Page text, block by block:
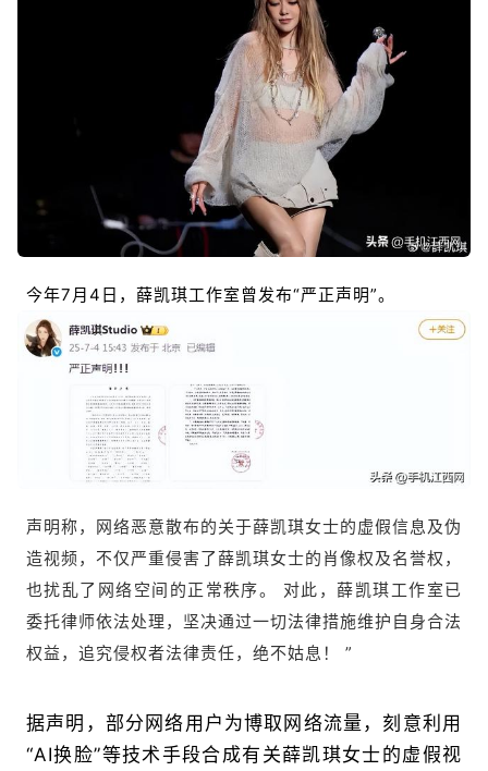
今年7月4日，薛凯琪工作室曾发布“严正声明”。
声明称，网络恶意散布的关于薛凯琪女士的虚假信息及伪
造视频，不仅严重侵害了薛凯琪女士的肖像权及名誉权，
也扰乱了网络空间的正常秩序。 对此，薛凯琪工作室已
委托律师依法处理，坚决通过一切法律措施维护自身合法
权益，追究侵权者法律责任，绝不姑息！ ”
据声明，部分网络用户为博取网络流量，刻意利用
“AI换脸”等技术手段合成有关薛凯琪女士的虚假视